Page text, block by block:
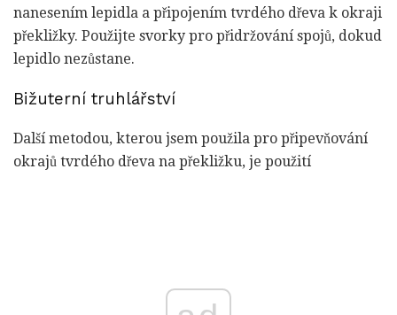
nanesením lepidla a připojením tvrdého dřeva k okraji
překližky. Použijte svorky pro přidržování spojů, dokud
lepidlo nezůstane.
Bižuterní truhlářství
Další metodou, kterou jsem použila pro připevňování
okrajů tvrdého dřeva na překližku, je použití